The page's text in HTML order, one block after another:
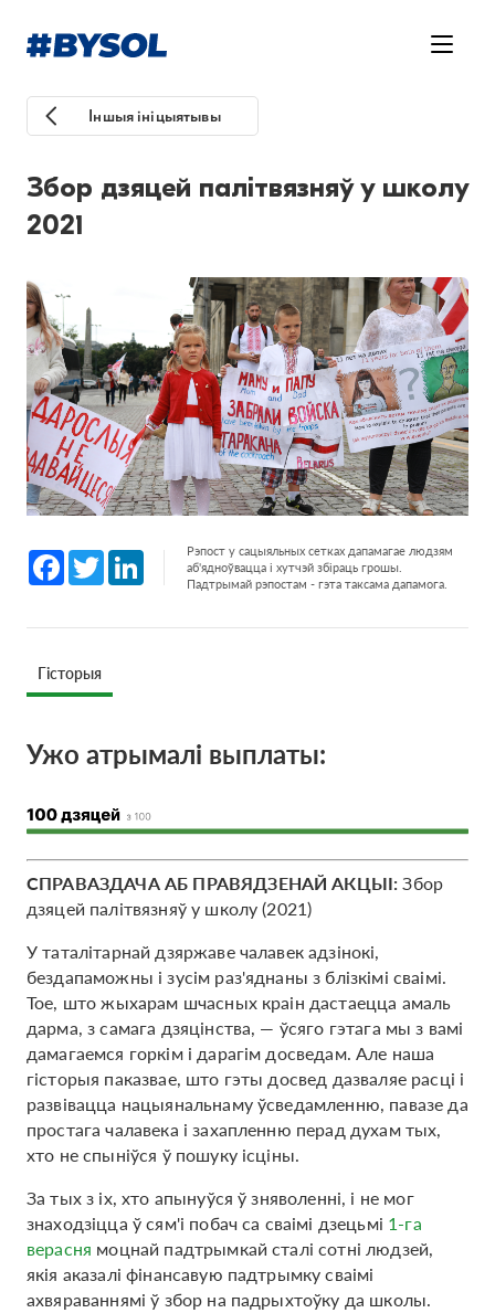
Іншыя ініцыятывы
Збор дзяцей палітвязняў у школу
2021
Facebook
Twitter LinkedInРэпост у сацыяльных сетках дапамагае людзям
аб'ядноўвацца і хутчэй збіраць грошы.
Падтрымай рэпостам - гэта таксама дапамога.
Гісторыя
Ужо атрымалі выплаты:
СПРАВАЗДАЧА АБ ПРАВЯДЗЕНАЙ АКЦЫІ: Збор
дзяцей палітвязняў у школу (2021)
У таталітарнай дзяржаве чалавек адзінокі,
бездапаможны і зусім раз'яднаны з блізкімі сваімі.
Тое, што жыхарам шчасных краін дастаецца амаль
дарма, з самага дзяцінства, — ўсяго гэтага мы з вамі
дамагаемся горкім і дарагім досведам. Але наша
гісторыя паказвае, што гэты досвед дазваляе расці і
развівацца нацыянальнаму ўсведамленню, павазе да
простага чалавека і захапленню перад духам тых,
хто не спыніўся ў пошуку ісціны.
За тых з іх, хто апынуўся ў зняволенні, і не мог
знаходзіцца ў сям'і побач са сваімі дзецьмі 1-га
верасня моцнай падтрымкай сталі сотні людзей,
якія аказалі фінансавую падтрымку сваімі
ахвяраваннямі ў збор на падрыхтоўку да школы.